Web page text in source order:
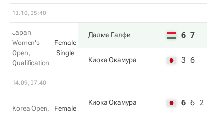
13.10, 05:40
Japan
Women's
Open,
Qualification
Female
Single
Далма Галфи 6 7
Киока Окамура 3 6
14.09, 07:40
Korea Open,
Female
Киока Окамура 6 6 2